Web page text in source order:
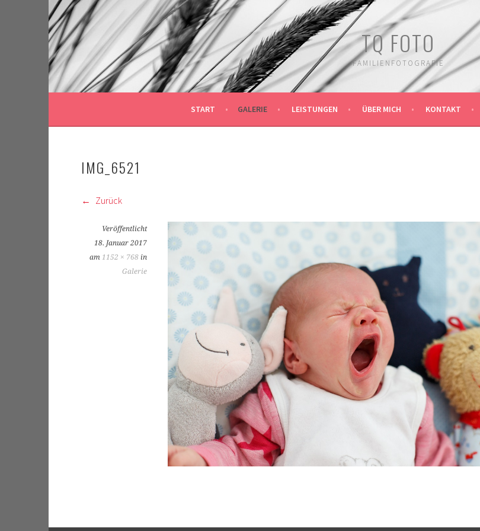
Springe
zum
Inhalt
TQ FOTO
FAMILIENFOTOGRAFIE
START GALERIE LEISTUNGEN ÜBER MICH KONTAKT
IMG_6521
Zurück
Veröffentlicht
18. Januar 2017
am 1152 × 768 in
Galerie